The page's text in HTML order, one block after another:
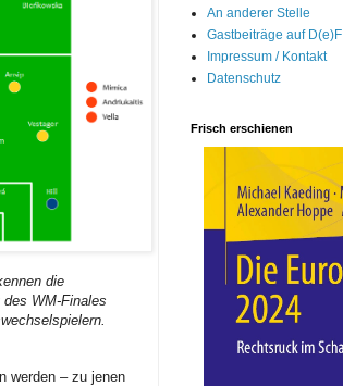
die
WM-Finales
werden – zu jenen
An anderer Stelle
Gastbeiträge auf D(e)F
Impressum / Kontakt
Datenschutz
Frisch erschienen